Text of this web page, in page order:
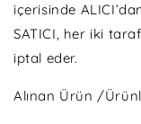
içerisinde
SATICI, her iki
iptal eder.
Alınan Ürün /